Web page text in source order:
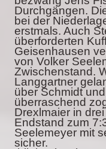
Durchgängen.
bei der
erstmals. Auch
überforderten
Geisenhausen
von Volker
Zwischenstand.
Langgartner
über Schmidt
überraschend
Drexlmaier in
Endstand zum
Seelemeyer mit
sicher.